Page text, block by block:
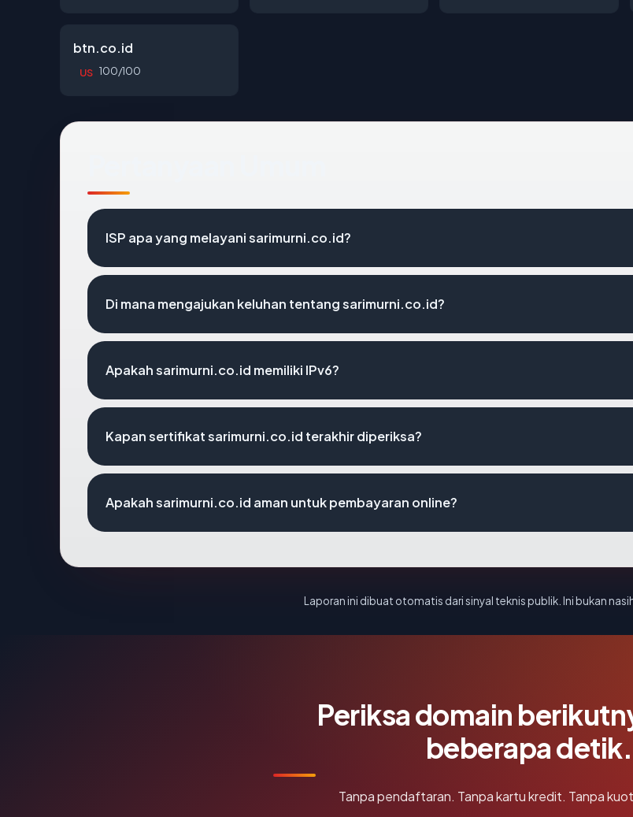
btn.co.id
US 100/100
ISP apa yang melayani sarimurni.co.id?
Di mana mengajukan keluhan tentang sarimurni.co.id?
Apakah sarimurni.co.id memiliki IPv6?
Kapan sertifikat sarimurni.co.id terakhir diperiksa?
Apakah sarimurni.co.id aman untuk pembayaran online?
Laporan ini dibuat otomatis dari sinyal teknis publik. Ini bukan
Periksa domain
beberapa detik.
Tanpa pendaftaran. Tanpa kartu kredit. Tanpa